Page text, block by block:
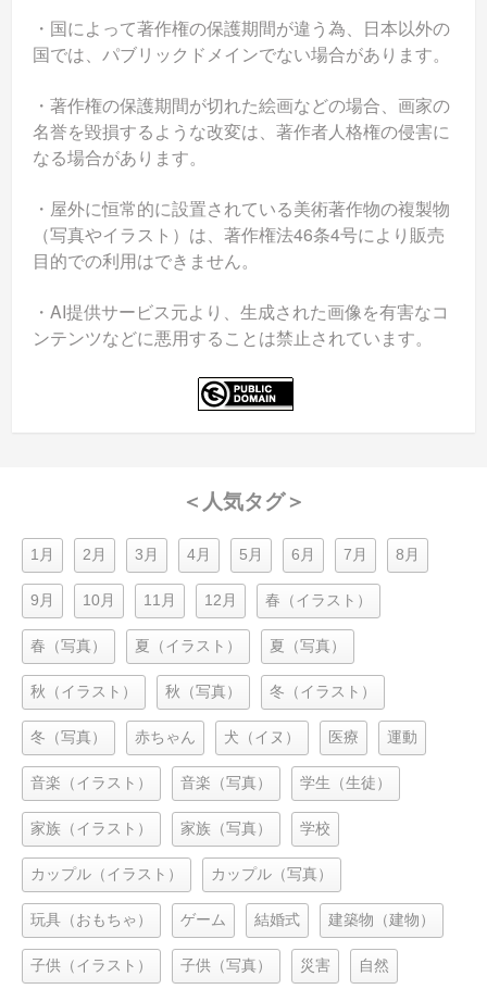
・国によって著作権の保護期間が違う為、日本以外の
国では、パブリックドメインでない場合があります。
・著作権の保護期間が切れた絵画などの場合、画家の
名誉を毀損するような改変は、著作者人格権の侵害に
なる場合があります。
・屋外に恒常的に設置されている美術著作物の複製物
（写真やイラスト）は、著作権法46条4号により販売
目的での利用はできません。
・AI提供サービス元より、生成された画像を有害なコ
ンテンツなどに悪用することは禁止されています。
＜人気タグ＞
1月 2月 3月 4月 5月 6月 7月 8月
9月 10月 11月 12月 春（イラスト）
春（写真） 夏（イラスト） 夏（写真）
秋（イラスト） 秋（写真） 冬（イラスト）
冬（写真） 赤ちゃん 犬（イヌ） 医療 運動
音楽（イラスト） 音楽（写真） 学生（生徒）
家族（イラスト） 家族（写真） 学校
カップル（イラスト） カップル（写真）
玩具（おもちゃ） ゲーム 結婚式 建築物（建物）
子供（イラスト） 子供（写真） 災害 自然